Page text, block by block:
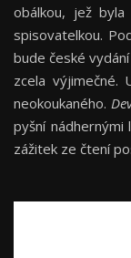
obálkou, jež
spisovatelkou.
bude české
zcela výjimečné.
neokoukaného.
pyšní
zážitek ze čtení